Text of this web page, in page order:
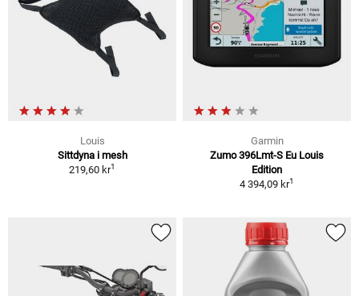
Louis
Sittdyna i mesh
219,60 kr1
Garmin
Zumo 396Lmt-S Eu Louis
Edition
4 394,09 kr1